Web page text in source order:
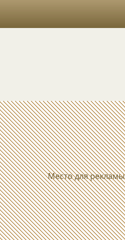
Место для рекламы